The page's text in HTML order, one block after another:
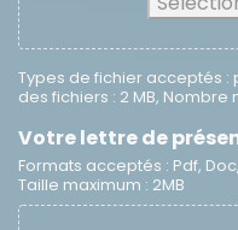
Types de fichier acceptés :
des fichiers : 2 MB, Nombre
Votre lettre de
Formats acceptés : Pdf,
Taille maximum : 2MB